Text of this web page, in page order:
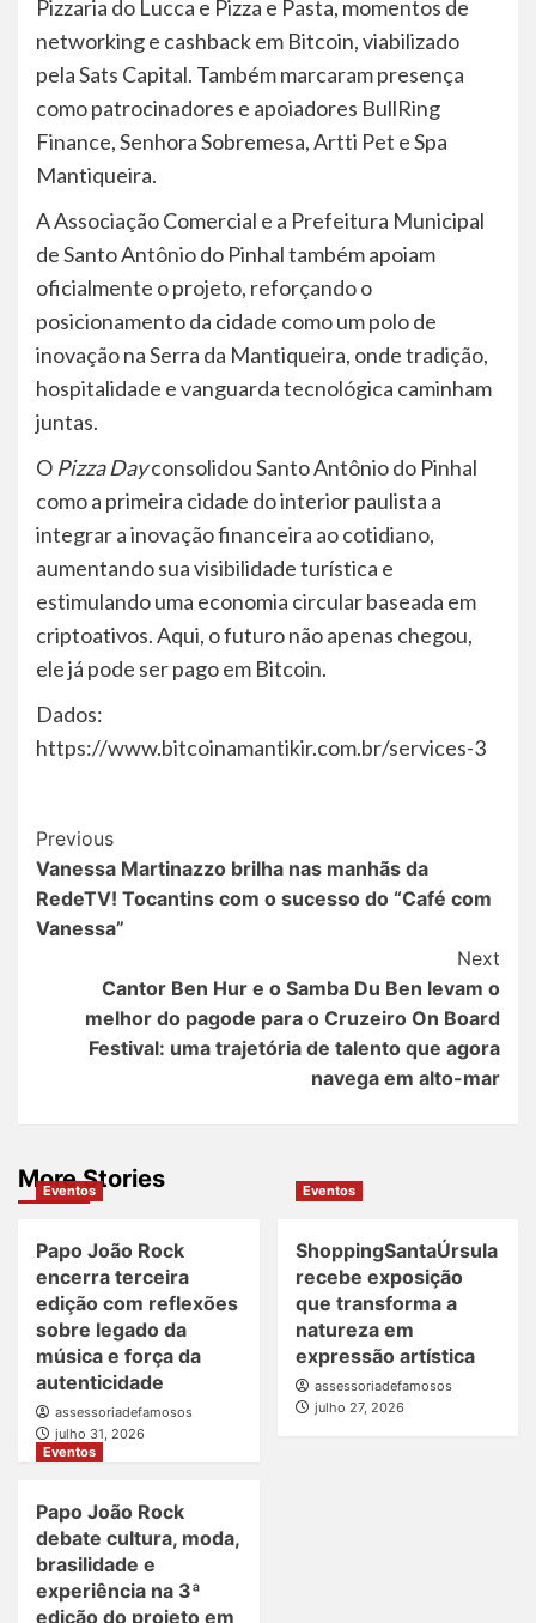
Pizzaria do Lucca e Pizza e Pasta, momentos de
networking e cashback em Bitcoin, viabilizado
pela Sats Capital. Também marcaram presença
como patrocinadores e apoiadores BullRing
Finance, Senhora Sobremesa, Artti Pet e Spa
Mantiqueira.
A Associação Comercial e a Prefeitura Municipal
de Santo Antônio do Pinhal também apoiam
oficialmente o projeto, reforçando o
posicionamento da cidade como um polo de
inovação na Serra da Mantiqueira, onde tradição,
hospitalidade e vanguarda tecnológica caminham
juntas.
O Pizza Dayconsolidou Santo Antônio do Pinhal
como a primeira cidade do interior paulista a
integrar a inovação financeira ao cotidiano,
aumentando sua visibilidade turística e
estimulando uma economia circular baseada em
criptoativos. Aqui, o futuro não apenas chegou,
ele já pode ser pago em Bitcoin.
Dados:
https://www.bitcoinamantikir.com.br/services-3
Post
Navigation
Previous
Vanessa Martinazzo brilha nas manhãs da
RedeTV! Tocantins com o sucesso do “Café com
Vanessa”
Next
Cantor Ben Hur e o Samba Du Ben levam o
melhor do pagode para o Cruzeiro On Board
Festival: uma trajetória de talento que agora
navega em alto-mar
More Stories
Eventos
Papo João Rock
encerra terceira
edição com reflexões
sobre legado da
música e força da
autenticidade
assessoriadefamosos
julho 31, 2026
Eventos
ShoppingSantaÚrsula
recebe exposição
que transforma a
natureza em
expressão artística
assessoriadefamosos
julho 27, 2026
Eventos
Papo João Rock
debate cultura, moda,
brasilidade e
experiência na 3ª
edição do projeto em